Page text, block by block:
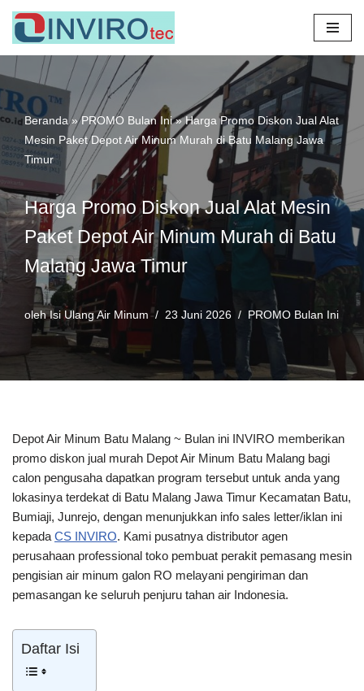
Lompat
ke
konten
Beranda»PROMO Bulan Ini»Harga Promo Diskon Jual Alat
Mesin Paket Depot Air Minum Murah di Batu Malang Jawa
Timur
Harga Promo Diskon Jual Alat Mesin
Paket Depot Air Minum Murah di Batu
Malang Jawa Timur
olehIsi Ulang Air Minum 23 Juni 2026 PROMO Bulan Ini
Depot Air Minum Batu Malang ~ Bulan ini INVIRO memberikan
promo diskon jual murah Depot Air Minum Batu Malang bagi
calon pengusaha dapatkan program tersebut untuk anda yang
lokasinya terdekat di Batu Malang Jawa Timur Kecamatan Batu,
Bumiaji, Junrejo, dengan menunjukkan info sales letter/iklan ini
kepada CS INVIRO. Kami pusatnya distributor agen
perusahaan professional toko pembuat perakit pemasang mesin
pengisian air minum galon RO melayani pengiriman dan
pemasangan ke seluruh penjuru tahan air Indonesia.
Daftar Isi